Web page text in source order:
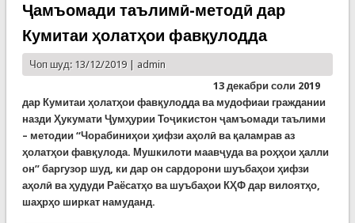
Ҷамъомади таълимӣ-методӣ дар
Кумитаи ҳолатҳои фавқулодда
Чоп шуд: 13/12/2019 | admin
13 декабри соли 2019
дар Кумитаи ҳолатҳои фавқулодда ва мудофиаи граждании
назди Ҳукумати Ҷумҳурии Тоҷикистон ҷамъомади таълими
– методии “Чорабиниҳои ҳифзи аҳолӣ ва қаламрав аз
ҳолатҳои фавқулода. Мушкилоти маавҷуда ва роҳҳои ҳалли
он” баргузор шуд, ки дар он сардорони шуъбаҳои ҳифзи
аҳолӣ ва ҳудуди Раёсатҳо ва шуъбаҳои КҲФ дар вилоятҳо,
шаҳрҳо ширкат намуданд.